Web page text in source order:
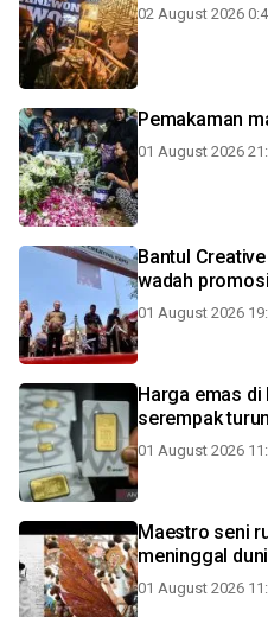
02 August 2026
Pemakaman
01 August 2026
Bantul
wadah
01 August 2026
Harga emas di
serempak turun
01 August 2026
Maestro seni
meninggal
01 August 2026